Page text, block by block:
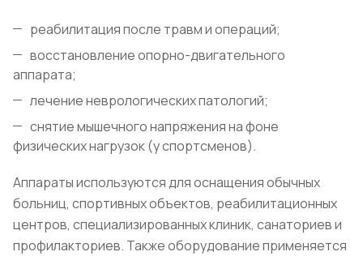
реабилитация после травм и операций;
восстановление опорно-двигательного
аппарата;
лечение неврологических патологий;
снятие мышечного напряжения на фоне
физических нагрузок (у спортсменов).
Аппараты используются для оснащения обычных
больниц, спортивных объектов, реабилитационных
центров, специализированных клиник, санаториев и
профилакториев. Также оборудование применяется